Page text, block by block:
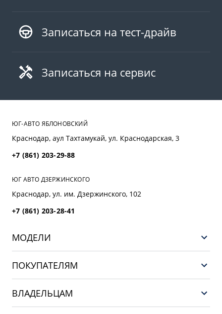
Записаться на тест-драйв
Записаться на сервис
ЮГ-АВТО ЯБЛОНОВСКИЙ
Краснодар, аул Тахтамукай, ул. Краснодарская, 3
+7 (861) 203-29-88
ЮГ АВТО ДЗЕРЖИНСКОГО
Краснодар, ул. им. Дзержинского, 102
+7 (861) 203-28-41
МОДЕЛИ
EX5
PREFACE
ПОКУПАТЕЛЯМ
ВЛАДЕЛЬЦАМ